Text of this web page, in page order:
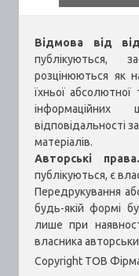
Відмова від
публікуються,
розцінюються як
їхньої
відповідальності
матеріалів.
Авторські права.
публікуються, є
Передрукування
будь-якій формі
лише при
власника
Copyright ТОВ